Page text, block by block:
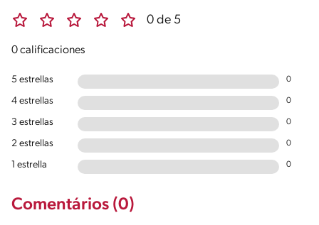
0 de 5
0 calificaciones
5 estrellas 0
4 estrellas 0
3 estrellas 0
2 estrellas 0
1 estrella 0
Comentários (0)